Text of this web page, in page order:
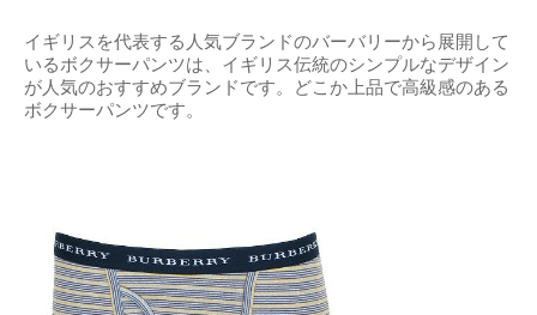
イギリスを代表する人気ブランドのバーバリーから展開して
いるボクサーパンツは、イギリス伝統のシンプルなデザイン
が人気のおすすめブランドです。どこか上品で高級感のある
ボクサーパンツです。